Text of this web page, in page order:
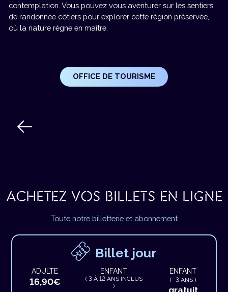
contemplation. Vous pouvez vous aventurer sur les sentiers
de randonnée côtiers pour explorer cette région préservée,
où la nature règne en maître.
OFFICE DE TOURISME
ACHETEZ VOS BILLETS EN LIGNE
Toute notre billetterie et abonnement
Billet jour
ADULTE
16,90€
ENFANT
( 3 À 12 ANS INCLUS
)
ENFANT
( -3 ANS )